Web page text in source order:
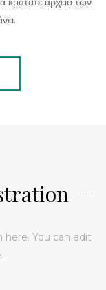
You can edit